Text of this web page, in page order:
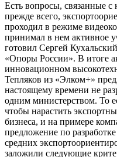
Есть вопросы, связанные
прежде всего,
проходил в режиме
принимал в нем активное
готовил Сергей
«Опоры России». В итоге
инновационном
Тепляков из «Элком+»
настоящему времени не
одним министерством. То
чтобы нарастить
бизнеса, и на примере
предложение по
средних
заложили следующие